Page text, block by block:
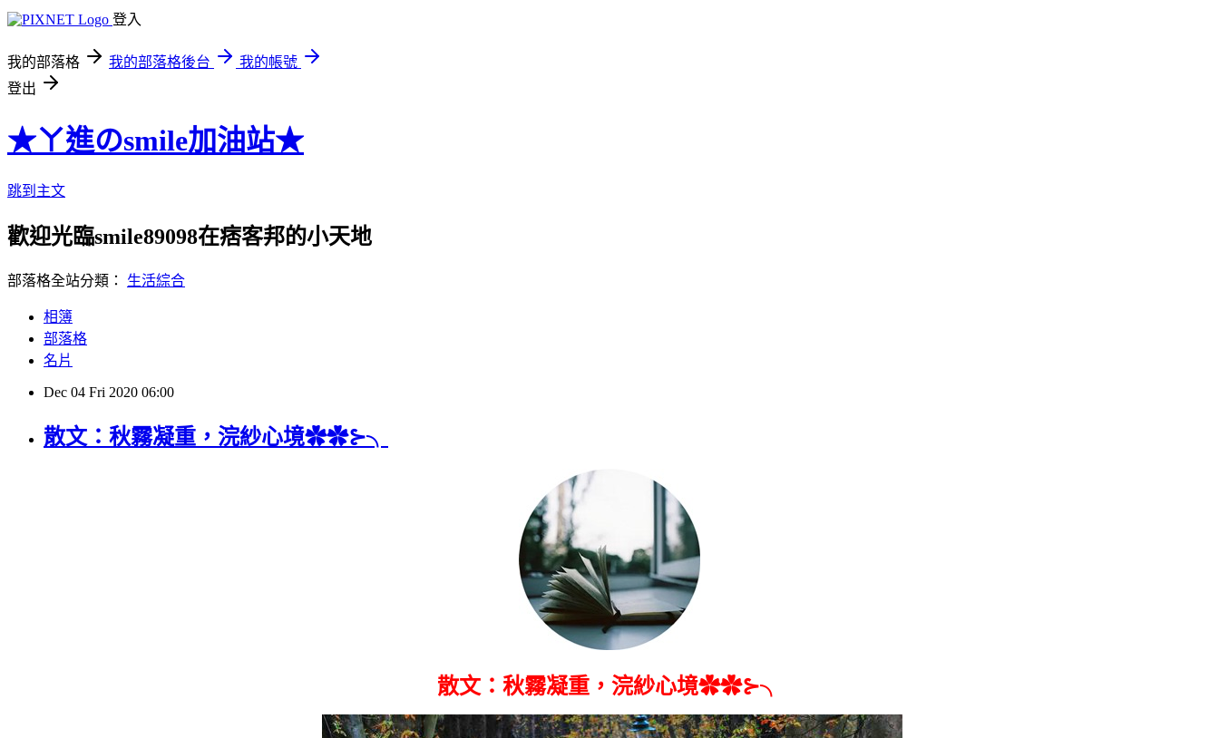
登入
我的部落格 我的部落格後台
我的帳號
登出
★ㄚ進のsmile加油站★
跳到主文
歡迎光臨smile89098在痞客邦的小天地
部落格全站分類： 生活綜合
相簿
部落格
名片
Dec 04 Fri 2020 06:00
散文：秋霧凝重，浣紗心境✿✿⊱╮
散文：秋霧凝重，浣紗心境✿✿⊱╮